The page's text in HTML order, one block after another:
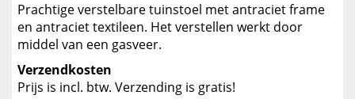
Prachtige verstelbare tuinstoel met antraciet frame
en antraciet textileen. Het verstellen werkt door
middel van een gasveer.
Verzendkosten
Prijs is incl. btw. Verzending is gratis!